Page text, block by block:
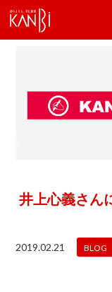
井上心義さ
2019.02.21 BLOG